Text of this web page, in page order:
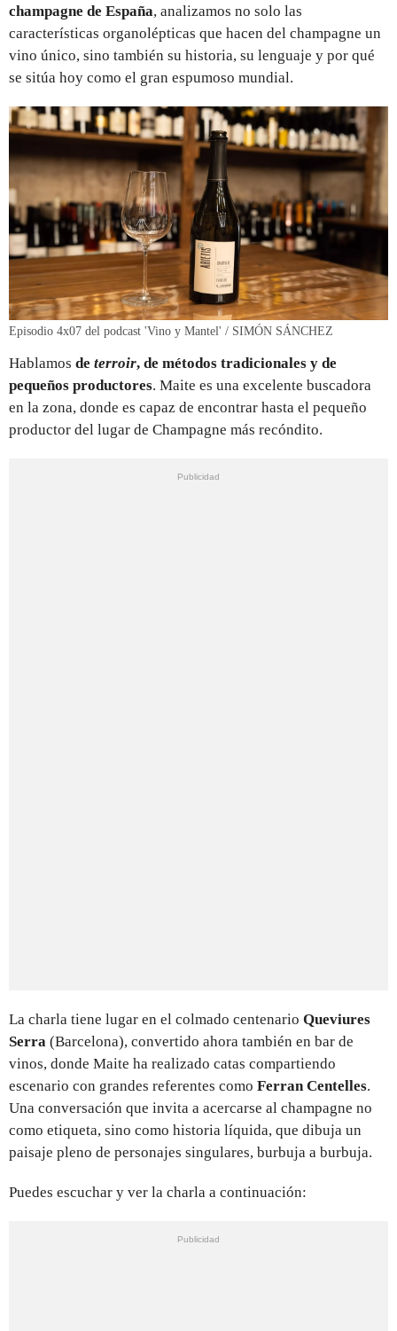
champagne de España, analizamos no solo las
características organolépticas que hacen del champagne un
vino único, sino también su historia, su lenguaje y por qué
se sitúa hoy como el gran espumoso mundial.
Episodio 4x07 del podcast 'Vino y Mantel' / SIMÓN SÁNCHEZ
Hablamos de terroir, de métodos tradicionales y de
pequeños productores. Maite es una excelente buscadora
en la zona, donde es capaz de encontrar hasta el pequeño
productor del lugar de Champagne más recóndito.
La charla tiene lugar en el colmado centenario Queviures
Serra (Barcelona), convertido ahora también en bar de
vinos, donde Maite ha realizado catas compartiendo
escenario con grandes referentes como Ferran Centelles.
Una conversación que invita a acercarse al champagne no
como etiqueta, sino como historia líquida, que dibuja un
paisaje pleno de personajes singulares, burbuja a burbuja.
Puedes escuchar y ver la charla a continuación: